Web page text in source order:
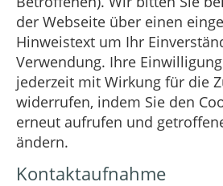
der Webseite über einen
Hinweistext um Ihr
Verwendung. Ihre
jederzeit mit Wirkung für die
widerrufen, indem Sie den
erneut aufrufen und
ändern.
Kontaktaufnahme